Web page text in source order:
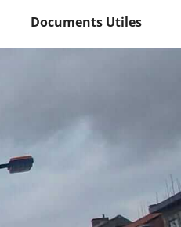
Documents Utiles